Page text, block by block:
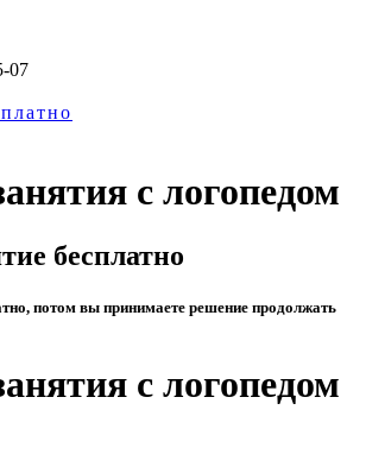
07
с логопедом
бесплатно
потом вы принимаете решение продолжать
с логопедом